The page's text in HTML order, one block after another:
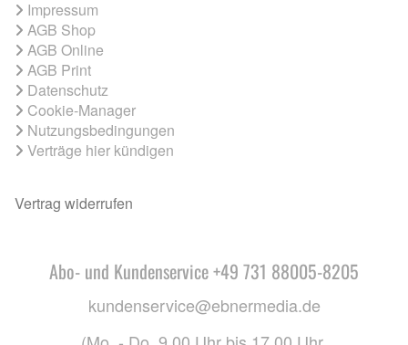
Impressum
AGB Shop
AGB Online
AGB Print
Datenschutz
Cookie-Manager
Nutzungsbedingungen
Verträge hier kündigen
Vertrag widerrufen
Abo- und Kundenservice +49 731 88005-8205
kundenservice@ebnermedia.de